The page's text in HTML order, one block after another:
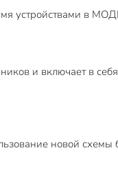
устройствами в
и включает в
новой схемы